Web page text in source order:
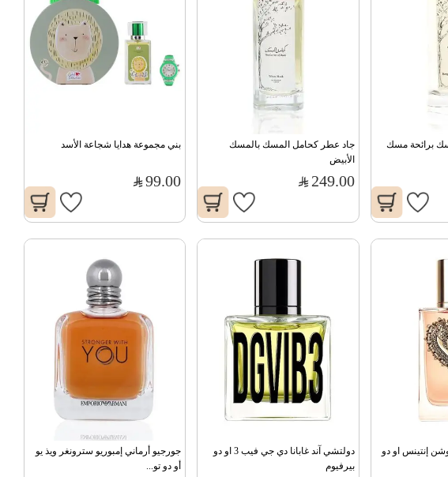
الأبيض
249.00
بني مجموعة هدايا شجاعة الأسد
99.00
بيرفيوم
أو دو تو...